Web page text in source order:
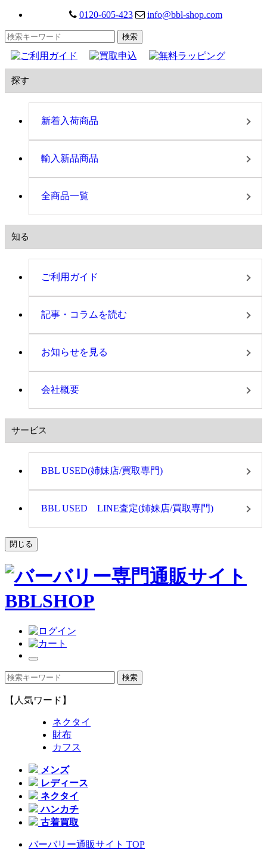
0120-605-423 info@bbl-shop.com
探す
新着入荷商品
輸入新品商品
全商品一覧
知る
ご利用ガイド
記事・コラムを読む
お知らせを見る
会社概要
サービス
BBL USED(姉妹店/買取専門)
BBL USED LINE査定(姉妹店/買取専門)
閉じる
【人気ワード】
ネクタイ
財布
カフス
メンズ
レディース
ネクタイ
ハンカチ
古着買取
バーバリー通販サイト TOP